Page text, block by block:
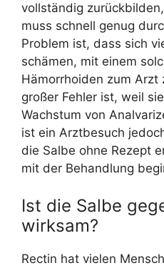
vollständig
muss schnell genug
Problem ist, dass sich
schämen, mit einem
Hämorrhoiden zum Arzt
großer Fehler ist, weil
Wachstum von
ist ein Arztbesuch
die Salbe ohne Rezept
mit der Behandlung
Ist die Salbe
wirksam?
Rectin hat vielen